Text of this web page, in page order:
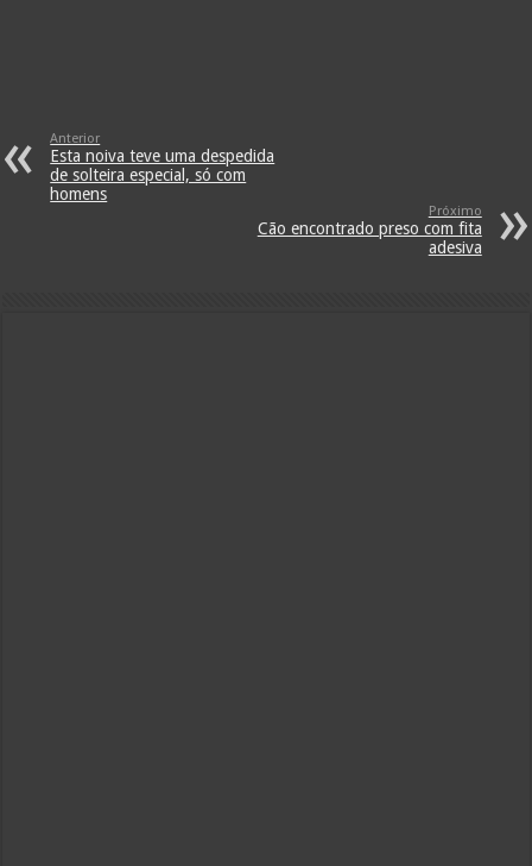
Anterior
Esta noiva teve uma despedida
de solteira especial, só com
homens
Próximo
Cão encontrado preso com fita
adesiva